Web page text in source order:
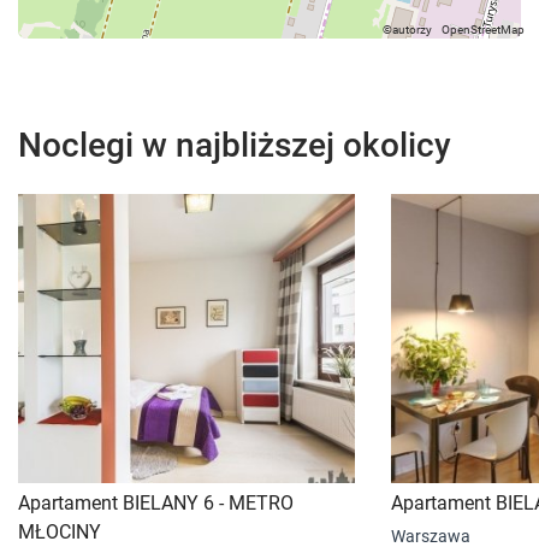
Noclegi w najbliższej okolicy
Apartament BIELANY 6 - METRO
MŁOCINY
Apartament
Warszawa